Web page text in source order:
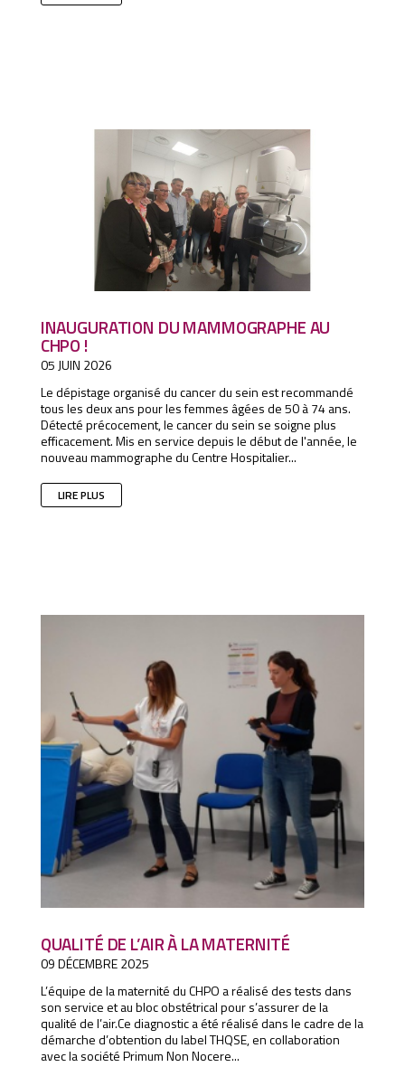
INAUGURATION DU MAMMOGRAPHE AU
CHPO !
05 JUIN 2026
Le dépistage organisé du cancer du sein est recommandé
tous les deux ans pour les femmes âgées de 50 à 74 ans.
Détecté précocement, le cancer du sein se soigne plus
efficacement. Mis en service depuis le début de l'année, le
nouveau mammographe du Centre Hospitalier...
LIRE PLUS
QUALITÉ DE L’AIR À LA MATERNITÉ
09 DÉCEMBRE 2025
L’équipe de la maternité du CHPO a réalisé des tests dans
son service et au bloc obstétrical pour s’assurer de la
qualité de l’air.Ce diagnostic a été réalisé dans le cadre de la
démarche d’obtention du label THQSE, en collaboration
avec la société Primum Non Nocere...